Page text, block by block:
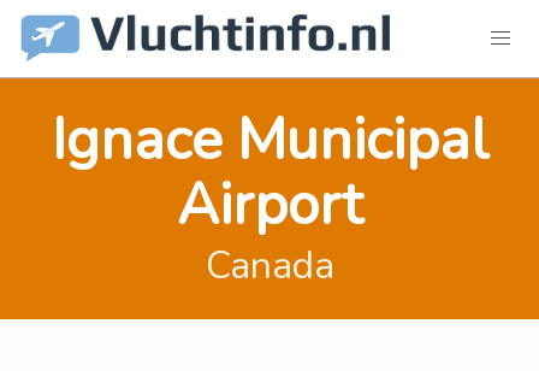
Ignace Municipal
Airport
Canada